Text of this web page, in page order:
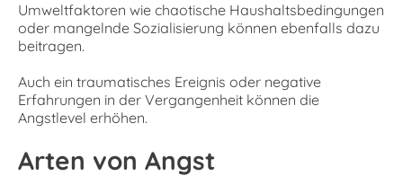
Umweltfaktoren wie chaotische Haushaltsbedingungen
oder mangelnde Sozialisierung können ebenfalls dazu
beitragen.
Auch ein traumatisches Ereignis oder negative
Erfahrungen in der Vergangenheit können die
Angstlevel erhöhen.
Arten von Angst